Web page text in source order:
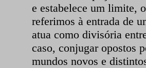
e estabelece um limite,
referimos à entrada de
atua como divisória
caso, conjugar opostos
mundos novos e